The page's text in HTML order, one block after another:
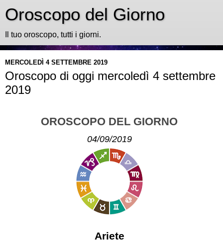
Oroscopo del Giorno
Il tuo oroscopo, tutti i giorni.
MERCOLEDÌ 4 SETTEMBRE 2019
Oroscopo di oggi mercoledì 4 settembre
2019
OROSCOPO DEL GIORNO
04/09/2019
Ariete